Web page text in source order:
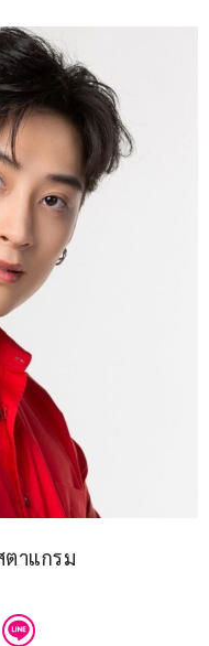
าแกรม